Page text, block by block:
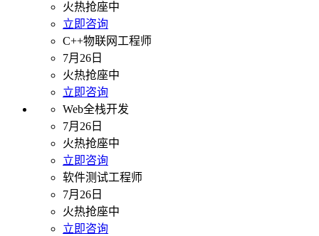
火热抢座中
立即咨询
C++物联网工程师
7月26日
火热抢座中
立即咨询
Web全栈开发
7月26日
火热抢座中
立即咨询
软件测试工程师
7月26日
火热抢座中
立即咨询